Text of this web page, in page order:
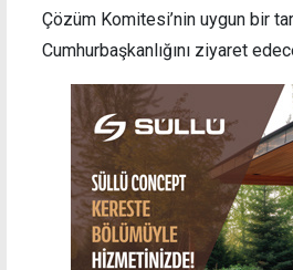
Çözüm Komitesi’nin uygun bir
Cumhurbaşkanlığını ziyaret